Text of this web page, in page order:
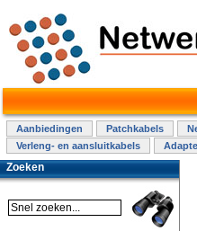
Aanbiedingen Patchkabels
Verleng- en aansluitkabels
Zoeken